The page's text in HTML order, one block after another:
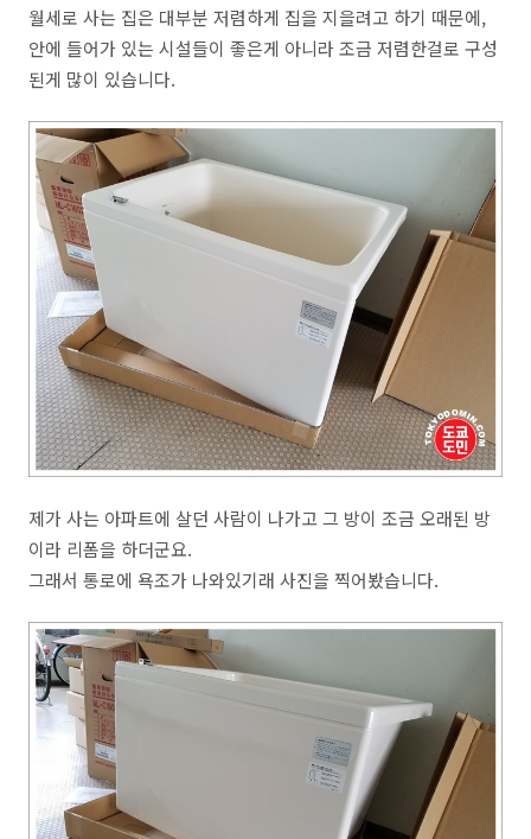
월세로 사는 집은 대부분 저렴하게 집을 지을려고 하기 때문에,
안에 들어가 있는 시설들이 좋은게 아니라 조금 저렴한걸로 구성
된게 많이 있습니다.
제가 사는 아파트에 살던 사람이 나가고 그 방이 조금 오래된 방
이라 리폼을 하더군요.
그래서 통로에 욕조가 나와있기래 사진을 찍어봤습니다.